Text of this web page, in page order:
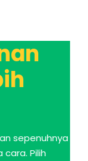
sepenuhnya
Pilih